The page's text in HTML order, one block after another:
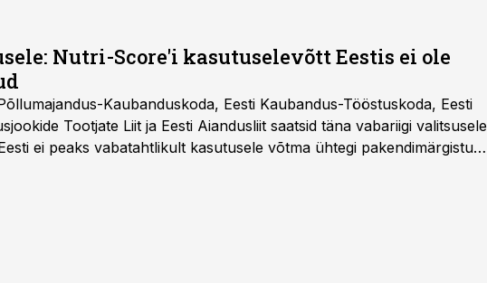
Nutri-Score'i kasutuselevõtt Eestis ei ole
Kaubanduskoda, Eesti Kaubandus-Tööstuskoda, Eesti
Tootjate Liit ja Eesti Aiandusliit saatsid täna vabariigi valitsusele
ei peaks vabatahtlikult kasutusele võtma ühtegi pakendimärgistuse